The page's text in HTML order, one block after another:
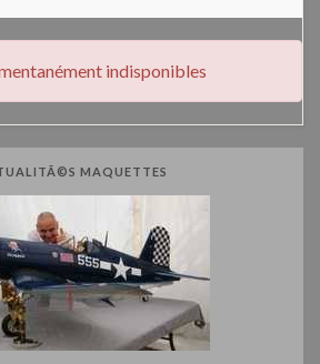
indisponibles
MAQUETTES